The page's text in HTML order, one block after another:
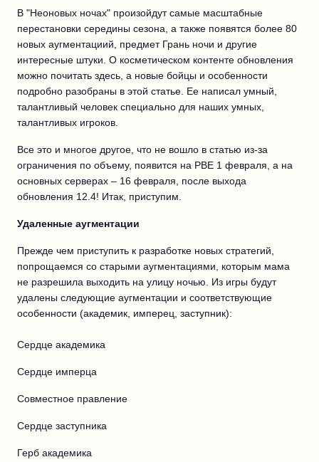
В "Неоновых ночах" произойдут самые масштабные
перестановки середины сезона, а также появятся более 80
новых аугментациий, предмет Грань ночи и другие
интересные штуки. О косметическом контенте обновления
можно почитать здесь, а новые бойцы и особенности
подробно разобраны в этой статье. Ее написал умный,
талантливый человек специально для наших умных,
талантливых игроков.
Все это и многое другое, что не вошло в статью из-за
ограничения по объему, появится на PBE 1 февраля, а на
основных серверах – 16 февраля, после выхода
обновления 12.4! Итак, приступим.
Удаленные аугментации
Прежде чем приступить к разработке новых стратегий,
попрощаемся со старыми аугментациями, которым мама
не разрешила выходить на улицу ночью. Из игры будут
удалены следующие аугментации и соответствующие
особенности (академик, имперец, заступник):
Сердце академика
Сердце имперца
Совместное правление
Сердце заступника
Герб академика